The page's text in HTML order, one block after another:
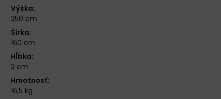
Výška:
250 cm
Šírka:
160 cm
Hĺbka:
3 cm
Hmotnosť:
16,5 kg